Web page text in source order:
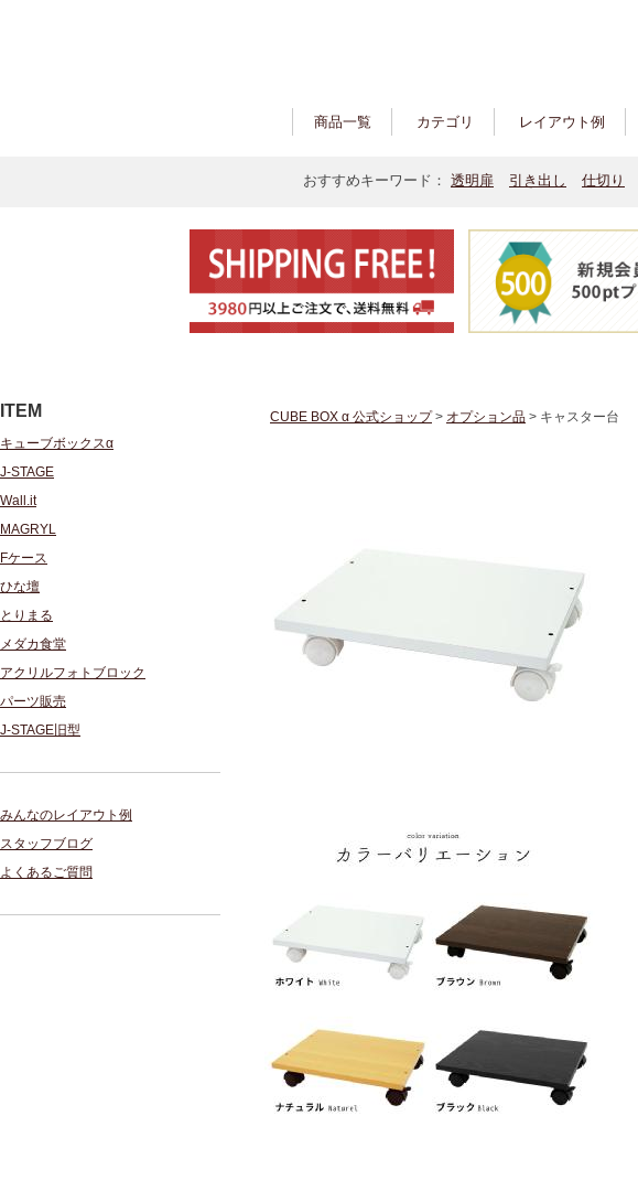
商品一覧 カテゴリ レイアウト例
おすすめキーワード： 透明扉 引き出し 仕切り
ITEM
キューブボックスα
J-STAGE
Wall.it
MAGRYL
Fケース
ひな壇
とりまる
メダカ食堂
アクリルフォトブロック
パーツ販売
J-STAGE旧型
みんなのレイアウト例
スタッフブログ
よくあるご質問
CUBE BOX α 公式ショップ> オプション品 > キャスター台